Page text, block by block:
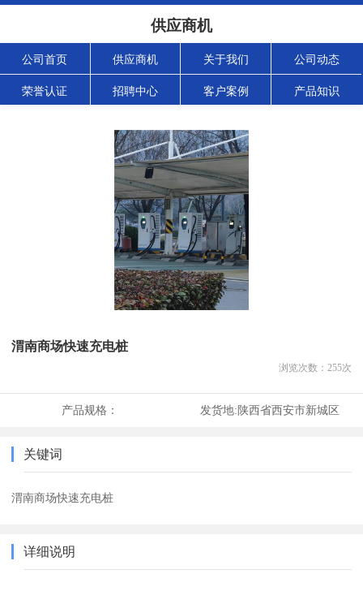
供应商机
公司首页 供应商机 关于我们 公司动态
荣誉认证 招聘中心 客户案例 产品知识
渭南商场快速充电桩
浏览次数： 255次
产品规格： 发货地:陕西省西安市新城区
关键词
渭南商场快速充电桩
详细说明